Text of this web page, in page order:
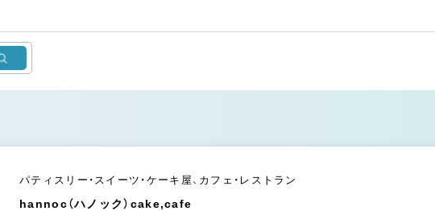
パティスリー・スイーツ・ケーキ屋、カフェ・レストラン
hannoc（ハノック）cake,cafe